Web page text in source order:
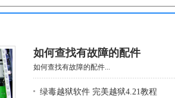
如何查找有故障的配件
如何查找有故障的配件...
绿毒越狱软件 完美越狱4.21教程